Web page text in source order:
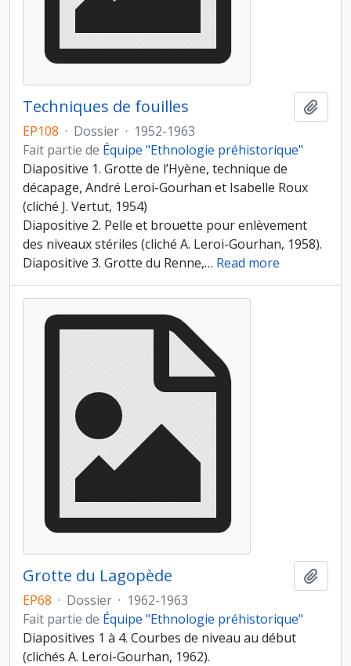
Techniques de fouilles
EP108 · Dossier · 1952-1963
Fait partie de Équipe "Ethnologie préhistorique"
Diapositive 1. Grotte de l’Hyène, technique de
décapage, André Leroi-Gourhan et Isabelle Roux
(cliché J. Vertut, 1954)
Diapositive 2. Pelle et brouette pour enlèvement
des niveaux stériles (cliché A. Leroi-Gourhan, 1958).
Diapositive 3. Grotte du Renne,… Read more
Grotte du Lagopède
EP68 · Dossier · 1962-1963
Fait partie de Équipe "Ethnologie préhistorique"
Diapositives 1 à 4. Courbes de niveau au début
(clichés A. Leroi-Gourhan, 1962).